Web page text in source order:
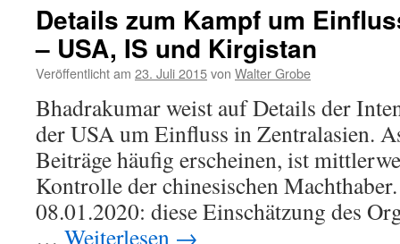
Details zum Kampf um
– USA, IS und Kirgistan
Veröffentlicht am 23. Juli 2015von Walter Grobe
Bhadrakumar weist auf Details der
der USA um Einfluss in Zentralasien.
Beiträge häufig erscheinen, ist
Kontrolle der chinesischen
08.01.2020: diese Einschätzung des
… Weiterlesen →